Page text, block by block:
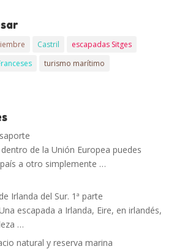
Castril
escapadas Sitges
turismo marítimo
dentro de la Unión Europea puedes
a otro simplemente …
Irlanda del Sur. 1ª parte
escapada a Irlanda, Eire, en irlandés,
…
natural y reserva marina